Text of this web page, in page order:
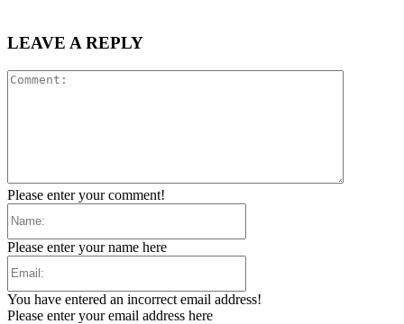
LEAVE A REPLY
Please enter your comment!
Please enter your name here
You have entered an incorrect email address!
Please enter your email address here